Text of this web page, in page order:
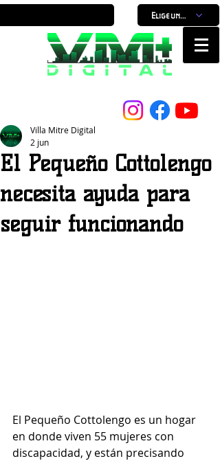
Elige un horario
El Pequeño Cottolengo
necesita ayuda para
seguir funcionando
Villa Mitre Digital
2 jun
El Pequeño Cottolengo es un hogar
en donde viven 55 mujeres con
discapacidad, y están precisando